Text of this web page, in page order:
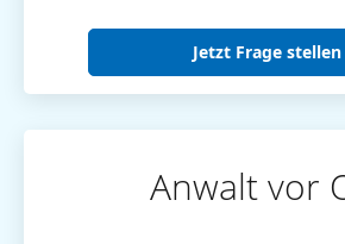
Jetzt Frage stellen
Anwalt vor